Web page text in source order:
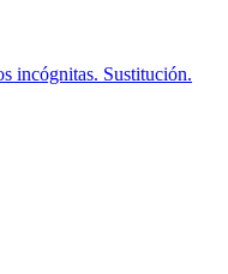
incógnitas. Sustitución.